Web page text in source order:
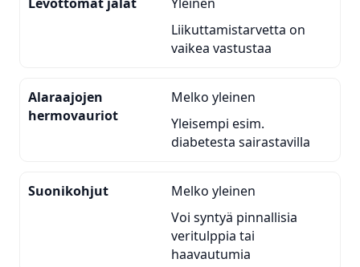
Liikuttamistarvetta on
vaikea vastustaa
Alaraajojen
hermovauriot
Melko yleinen
Yleisempi esim.
diabetesta sairastavilla
Suonikohjut
Melko yleinen
Voi syntyä pinnallisia
veritulppia tai
haavautumia